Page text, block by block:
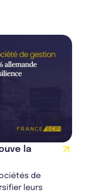
su...
la
de
leurs